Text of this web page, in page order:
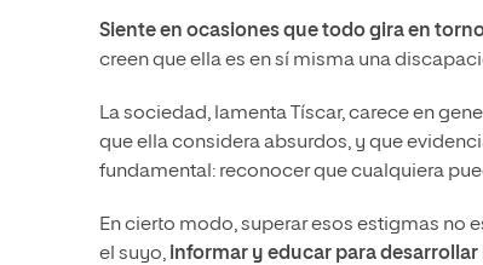
Siente en ocasiones que todo gira en
creen que ella es en sí misma una
La sociedad, lamenta Tíscar, carece en
que ella considera absurdos, y que
fundamental: reconocer que cualquiera
En cierto modo, superar esos estigmas no
el suyo, informar y educar para